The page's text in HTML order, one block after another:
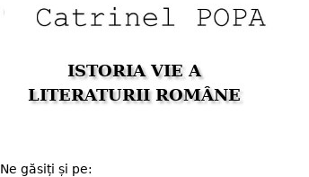
ISTORIA VIE A
LITERATURII ROMÂNE
Ne găsiți și pe: